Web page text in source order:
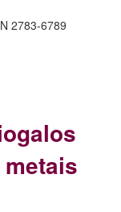
2783-6789